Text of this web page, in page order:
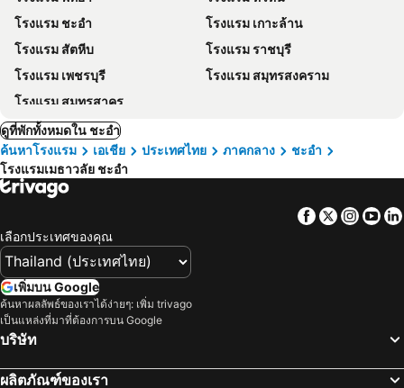
โรงแรม ชะอำ
โรงแรม เกาะล้าน
โรงแรม สัตหีบ
โรงแรม ราชบุรี
โรงแรม เพชรบุรี
โรงแรม สมุทรสงคราม
โรงแรม สมุทรสาคร
ดูที่พักทั้งหมดใน ชะอำ
ค้นหาโรงแรม
เอเชีย ประเทศไทย ภาคกลาง
ชะอำ
โรงแรมเมธาวลัย ชะอำ
Facebook
Twitter
เลือกประเทศของคุณ
เพิ่มบน Google
ค้นหาผลลัพธ์ของเราได้ง่ายๆ: เพิ่ม trivago
เป็นแหล่งที่มาที่ต้องการบน Google
บริษัท
ผลิตภัณฑ์ของเรา